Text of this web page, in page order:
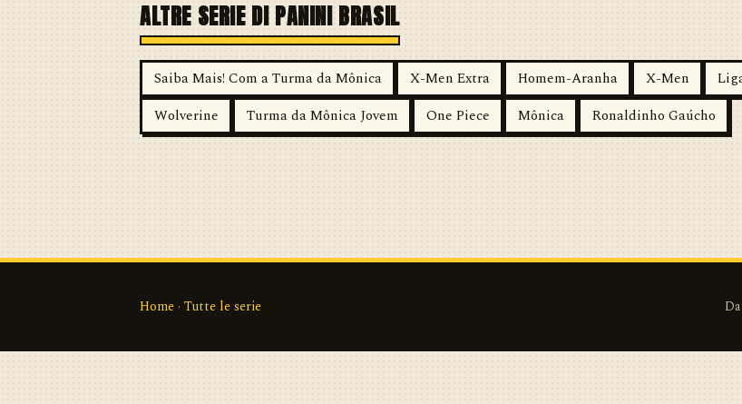
ALTRE SERIE DI PANINI BRASIL
Saiba Mais! Com a Turma da Mônica X-Men Extra Homem-Aranha X-Men
Wolverine
Turma da Mônica Jovem One Piece Mônica Ronaldinho Gaúcho
Home · Tutte le serie